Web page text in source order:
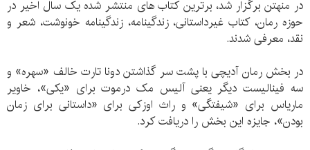
در منهتن برگزار شد، برترین کتاب های منتشر شده یک سال اخیر در
حوزه رمان، کتاب غیرداستانی، زندگینامه، زندگینامه خونوشت، شعر و
نقد، معرفی شدند.
در بخش رمان آدیچی با پشت سر گذاشتن دونا تارت خالف «سهره» و
سه فینالیست دیگر یعنی آلیس مک درموت برای «یکی»، خاویر
ماریاس برای «شیفتگی» و راث اوزکی برای «داستانی برای زمان
بودن»، جایزه این بخش را دریافت کرد.